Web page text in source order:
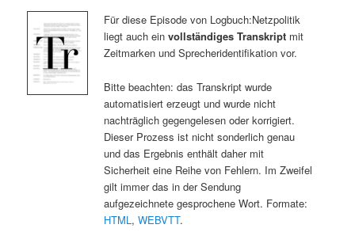
Für diese Episode von Logbuch:Netzpolitik
liegt auch ein vollständiges Transkriptmit
Zeitmarken und Sprecheridentifikation vor.
Bitte beachten: das Transkript wurde
automatisiert erzeugt und wurde nicht
nachträglich gegengelesen oder korrigiert.
Dieser Prozess ist nicht sonderlich genau
und das Ergebnis enthält daher mit
Sicherheit eine Reihe von Fehlern. Im Zweifel
gilt immer das in der Sendung
aufgezeichnete gesprochene Wort. Formate:
HTML , WEBVTT.